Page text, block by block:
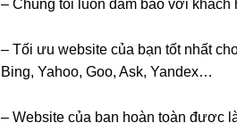
– Chúng tôi luôn đảm bảo với khách
– Tối ưu website của bạn tốt nhất
Bing, Yahoo, Goo, Ask, Yandex…
– Website của bạn hoàn toàn được